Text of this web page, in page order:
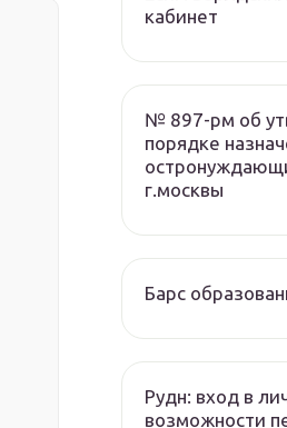
кабинет
№ 897-рм об
порядке
г.москвы
Барс
Рудн: вход в
возможности